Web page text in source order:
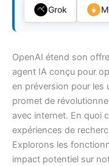
Grok
OpenAI étend son
agent IA conçu pour
en préversion pour les
promet de
avec internet. En quoi
expériences de
Explorons les
impact potentiel sur